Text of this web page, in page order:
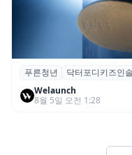
푸른청년, 성장기
디 키즈 인솔’ 출시
푸른청년 닥터포디키즈인솔
Welaunch
8월 5일 오전 1:28